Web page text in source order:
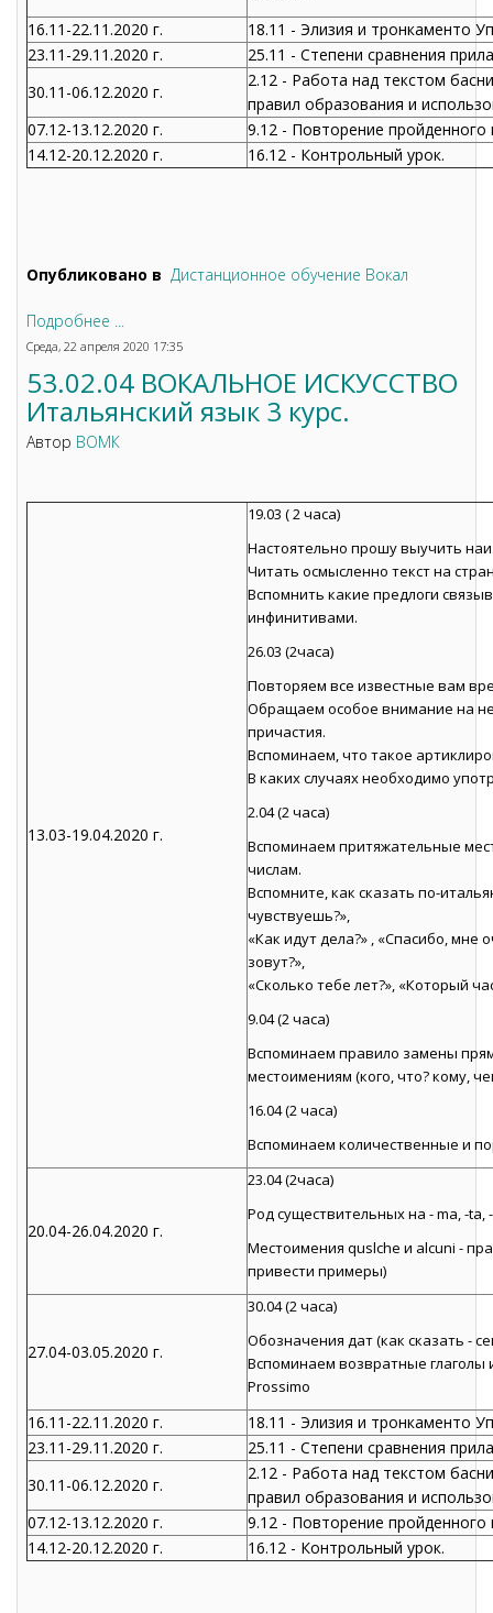
16.11-22.11.2020 г.
18.11 - Элизия и тронкаменто
23.11-29.11.2020 г.
25.11 - Степени сравнения
30.11-06.12.2020 г.
2.12 - Работа над текстом
правил образования и
07.12-13.12.2020 г.
9.12 - Повторение пройденного
14.12-20.12.2020 г.
16.12 - Контрольный урок.
Опубликовано в Дистанционное обучение Вокал
Подробнее ...
Среда, 22 апреля 2020 17:35
53.02.04 ВОКАЛЬНОЕ ИСКУССТВО
Итальянский язык 3 курс.
Автор ВОМК
13.03-19.04.2020 г.
19.03 ( 2 часа)
Настоятельно прошу выучить
Читать осмысленно текст на
Вспомнить какие предлоги
инфинитивами.
26.03 (2часа)
Повторяем все известные вам
Обращаем особое внимание на
причастия.
Вспоминаем, что такое
В каких случаях необходимо
2.04 (2 часа)
Вспоминаем притяжательные
числам.
Вспомните, как сказать по-
чувствуешь?»,
«Как идут дела?» , «Спасибо, мне
зовут?»,
«Сколько тебе лет?», «Который
9.04 (2 часа)
Вспоминаем правило замены
местоимениям (кого, что? кому,
16.04 (2 часа)
Вспоминаем количественные и
20.04-26.04.2020 г.
23.04 (2часа)
Род существительных на - ma, -ta,
Местоимения quslche и alcuni -
привести примеры)
27.04-03.05.2020 г.
30.04 (2 часа)
Обозначения дат (как сказать -
Вспоминаем возвратные глаголы
Prossimo
16.11-22.11.2020 г.
18.11 - Элизия и тронкаменто
23.11-29.11.2020 г.
25.11 - Степени сравнения
30.11-06.12.2020 г.
2.12 - Работа над текстом
правил образования и
07.12-13.12.2020 г.
9.12 - Повторение пройденного
14.12-20.12.2020 г.
16.12 - Контрольный урок.